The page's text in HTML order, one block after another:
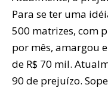
Para se ter uma
500 matrizes, com
por mês, amargou
de R$ 70 mil.
90 de prejuízo.